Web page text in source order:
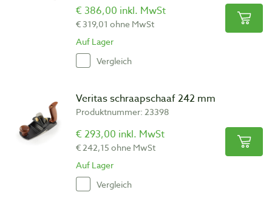
€ 386,00 inkl. MwSt
€ 319,01 ohne MwSt
Auf Lager
Vergleich
Veritas schraapschaaf 242 mm
Produktnummer: 23398
€ 293,00 inkl. MwSt
€ 242,15 ohne MwSt
Auf Lager
Vergleich